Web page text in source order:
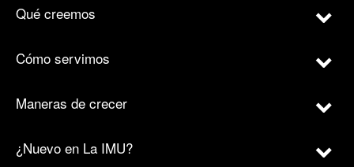
Qué creemos
Cómo servimos
Maneras de crecer
¿Nuevo en La IMU?